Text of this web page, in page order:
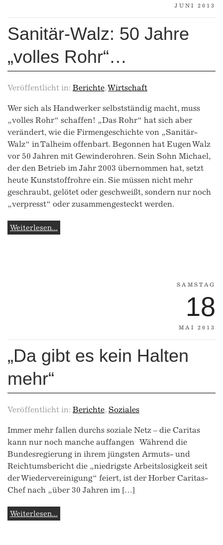
JUNI 2013
Sanitär-Walz: 50 Jahre
„volles Rohr“…
Veröffentlicht in: Berichte,Wirtschaft
Wer sich als Handwerker selbstständig macht, muss
„volles Rohr“ schaffen! „Das Rohr“ hat sich aber
verändert, wie die Firmengeschichte von „Sanitär-
Walz“ in Talheim offenbart. Begonnen hat Eugen Walz
vor 50 Jahren mit Gewinderohren. Sein Sohn Michael,
der den Betrieb im Jahr 2003 übernommen hat, setzt
heute Kunststoffrohre ein. Sie müssen nicht mehr
geschraubt, gelötet oder geschweißt, sondern nur noch
„verpresst“ oder zusammengesteckt werden.
Weiterlesen...
SAMSTAG
18
MAI 2013
„Da gibt es kein Halten
mehr“
Veröffentlicht in: Berichte, Soziales
Immer mehr fallen durchs soziale Netz – die Caritas
kann nur noch manche auffangen Während die
Bundesregierung in ihrem jüngsten Armuts- und
Reichtumsbericht die „niedrigste Arbeitslosigkeit seit
der Wiedervereinigung“ feiert, ist der Horber Caritas-
Chef nach „über 30 Jahren im […]
Weiterlesen...